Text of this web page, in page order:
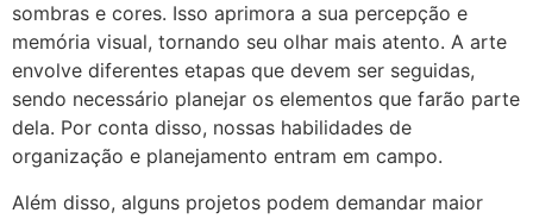
sombras e cores. Isso aprimora a sua percepção e
memória visual, tornando seu olhar mais atento. A arte
envolve diferentes etapas que devem ser seguidas,
sendo necessário planejar os elementos que farão parte
dela. Por conta disso, nossas habilidades de
organização e planejamento entram em campo.
Além disso, alguns projetos podem demandar maior